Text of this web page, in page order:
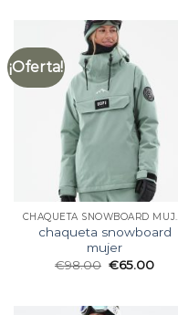
¡Oferta!
chaqueta snowboard
mujer
€98.00 €65.00